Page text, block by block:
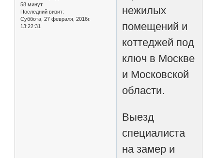
58 минут
Последний визит:
Суббота, 27 февраля, 2016г.
13:22:31
нежилых
помещений и
коттеджей под
ключ в Москве
и Московской
области.
Выезд
специалиста
на замер и